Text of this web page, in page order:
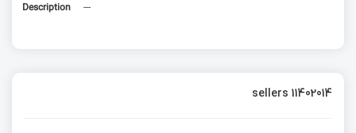
Description ---
sellers 11402014